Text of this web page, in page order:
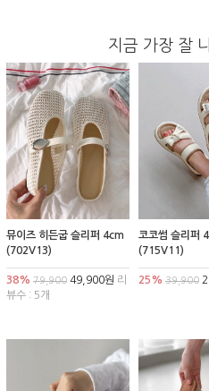
지금 가장 잘
뮤이즈 히든굽 슬리퍼 4cm
(702V13)
38% 79,900 49,900원 리
뷰수 : 5개
코코썸 슬리퍼
(715V11)
25% 39,900